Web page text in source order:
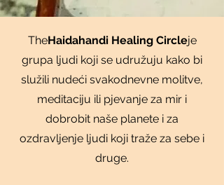
TheHaidahandi Healing Circleje
grupa ljudi koji se udružuju kako bi
služili nudeći svakodnevne molitve,
meditaciju ili pjevanje za mir i
dobrobit naše planete i za
ozdravljenje ljudi koji traže za sebe i
druge.